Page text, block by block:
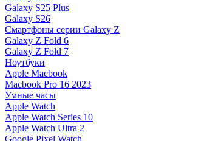
Galaxy S25 Plus
Galaxy S26
Смартфоны серии Galaxy Z
Galaxy Z Fold 6
Galaxy Z Fold 7
Ноутбуки
Apple Macbook
Macbook Pro 16 2023
Умные часы
Apple Watch
Apple Watch Series 10
Apple Watch Ultra 2
Google Pixel Watch